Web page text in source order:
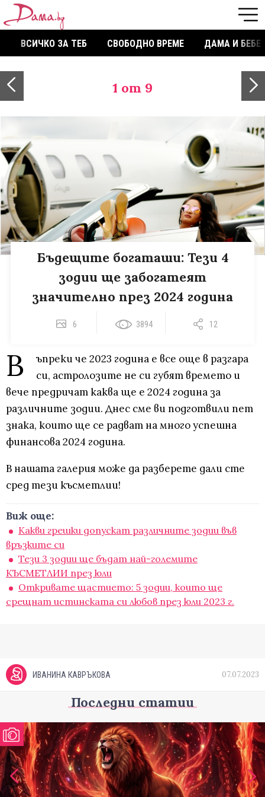
ВСИЧКО ЗА ТЕБ СВОБОДНО ВРЕМЕ ДАМА И БЕБЕ
1 от 9
Бъдещите богаташи: Тези 4
зодии ще забогатеят
значително през 2024 година
6 3894 12
В
ъпреки че 2023 година е все още в разгара
си, астролозите не си губят времето и
вече предричат каква ще е 2024 година за
различните зодии. Днес сме ви подготвили пет
знака, които ще се радват на много успешна
финансова 2024 година.
В нашата галерия може да разберете дали сте
сред тези късметлии!
Виж още:
Какви грешки допускат различните зодии във
връзките си
Тези 3 зодии ще бъдат най-големите
КЪСМЕТЛИИ през юли
Откривате щастието: 5 зодии, които ще
срещнат истинската си любов през юли 2023 г.
ИВАНИНА КАВРЪКОВА 07.07.2023
Последни статии